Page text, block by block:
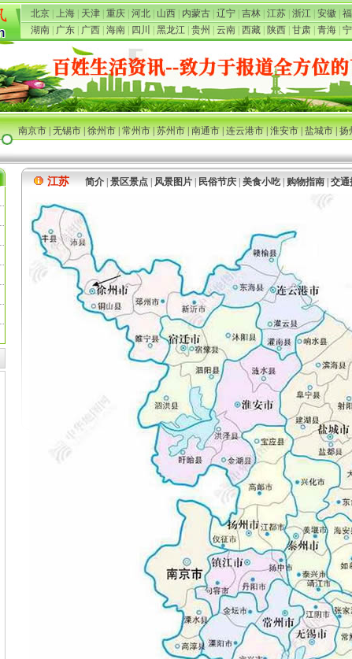
北京 上海 天津 重庆 河北 山西 内蒙古 辽宁 吉林 江苏 浙江 安徽
湖南
广东 广西 海南 四川 黑龙江 贵州 云南 西藏 陕西 甘肃 青海
南京市|无锡市|徐州市|常州市|苏州市|南通市|连云港市|淮安市|盐城市|扬
江苏 简介| 景区景点 风景图片 民俗节庆| 美食小吃 购物指南| 交通